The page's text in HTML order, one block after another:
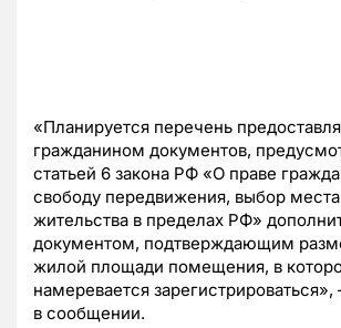
«Планируется перечень
гражданином документов,
статьей 6 закона РФ «О праве
свободу передвижения, выбор
жительства в пределах РФ»
документом, подтверждающим
жилой площади помещения, в
намеревается
в сообщении.